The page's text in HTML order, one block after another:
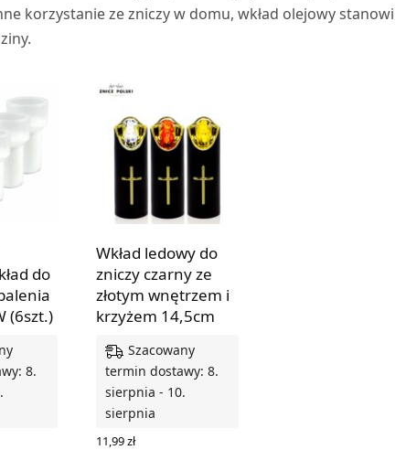
korzystanie ze zniczy w domu, wkład olejowy stanowi
do
(6szt.)
8.
Wkład ledowy do
zniczy czarny ze
złotym wnętrzem i
krzyżem 14,5cm
Szacowany
termin dostawy: 8.
sierpnia - 10.
sierpnia
11,99zł